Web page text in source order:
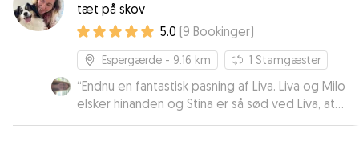
tæt på skov
5.0 (9 Bookinger)
Espergærde - 9.16 km 1 Stamgæster
“Endnu en fantastisk pasning af Liva. Liva og Milo
elsker hinanden og Stina er så sød ved Liva, at
Liva nærmest ikke vil med hjem. Det er 3. gang